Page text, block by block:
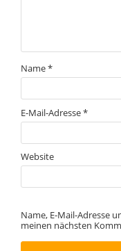
Name*
E-Mail-Adresse*
Website
Name, E-Mail-Adresse
meinen nächsten